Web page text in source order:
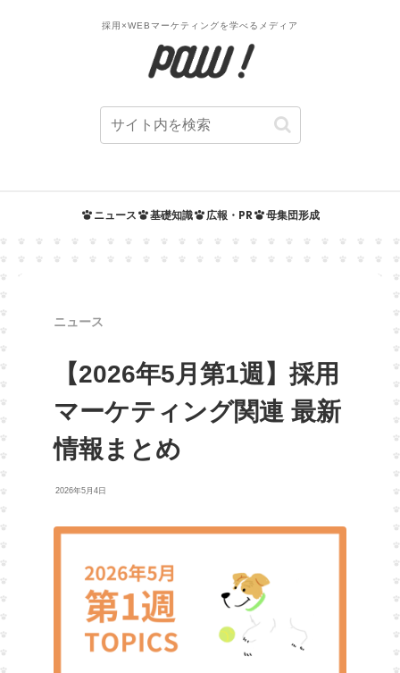
採用×WEBマーケティングを学べるメディア
ニュース 基礎知識 広報・PR 母集団形成
ニュース
【2026年5月第1週】採用
マーケティング関連 最新
情報まとめ
2026年5月4日